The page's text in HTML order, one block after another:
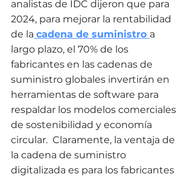
analistas de IDC dijeron que para
2024, para mejorar la rentabilidad
de la cadena de suministro a
largo plazo, el 70% de los
fabricantes en las cadenas de
suministro globales invertirán en
herramientas de software para
respaldar los modelos comerciales
de sostenibilidad y economía
circular.  Claramente, la ventaja de
la cadena de suministro
digitalizada es para los fabricantes